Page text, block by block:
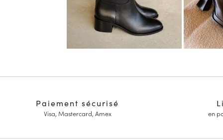
en
Paiement sécurisé
Visa, Mastercard, Amex